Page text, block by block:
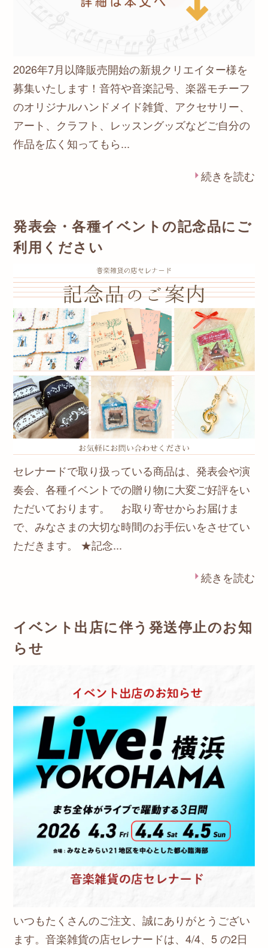
2026年7月以降販売開始の新規クリエイター様を
募集いたします！音符や音楽記号、楽器モチーフ
のオリジナルハンドメイド雑貨、アクセサリー、
アート、クラフト、レッスングッズなどご自分の
作品を広く知ってもら...
続きを読む
発表会・各種イベントの記念品にご
利用ください
セレナードで取り扱っている商品は、発表会や演
奏会、各種イベントでの贈り物に大変ご好評をい
ただいております。 お取り寄せからお届けま
で、みなさまの大切な時間のお手伝いをさせてい
ただきます。 ★記念...
続きを読む
イベント出店に伴う発送停止のお知
らせ
いつもたくさんのご注文、誠にありがとうござい
ます。音楽雑貨の店セレナードは、4/4、5 の2日